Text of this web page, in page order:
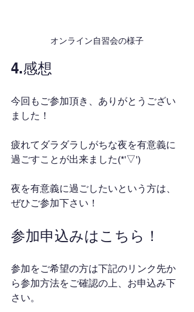
オンライン自習会の様子
4.感想
今回もご参加頂き、ありがとうござい
ました！
疲れてダラダラしがちな夜を有意義に
過ごすことが出来ました(*'▽')
夜を有意義に過ごしたいという方は、
ぜひご参加下さい！
参加申込みはこちら！
参加をご希望の方は下記のリンク先か
ら参加方法をご確認の上、お申込み下
さい。